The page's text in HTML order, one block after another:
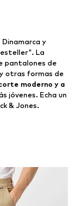
y
La
pantalones de
otras formas de
moderno y a
jóvenes. Echa un
& Jones.